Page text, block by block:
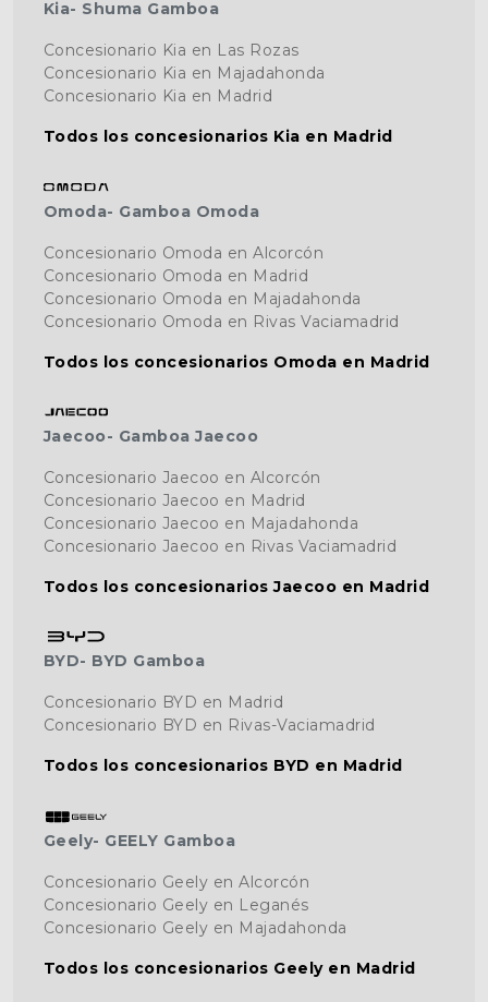
Kia- Shuma Gamboa
Concesionario Kia en Las Rozas
Concesionario Kia en Majadahonda
Concesionario Kia en Madrid
Todos los concesionarios Kia en Madrid
Omoda- Gamboa Omoda
Concesionario Omoda en Alcorcón
Concesionario Omoda en Madrid
Concesionario Omoda en Majadahonda
Concesionario Omoda en Rivas Vaciamadrid
Todos los concesionarios Omoda en Madrid
Jaecoo- Gamboa Jaecoo
Concesionario Jaecoo en Alcorcón
Concesionario Jaecoo en Madrid
Concesionario Jaecoo en Majadahonda
Concesionario Jaecoo en Rivas Vaciamadrid
Todos los concesionarios Jaecoo en Madrid
BYD- BYD Gamboa
Concesionario BYD en Madrid
Concesionario BYD en Rivas-Vaciamadrid
Todos los concesionarios BYD en Madrid
Geely- GEELY Gamboa
Concesionario Geely en Alcorcón
Concesionario Geely en Leganés
Concesionario Geely en Majadahonda
Todos los concesionarios Geely en Madrid